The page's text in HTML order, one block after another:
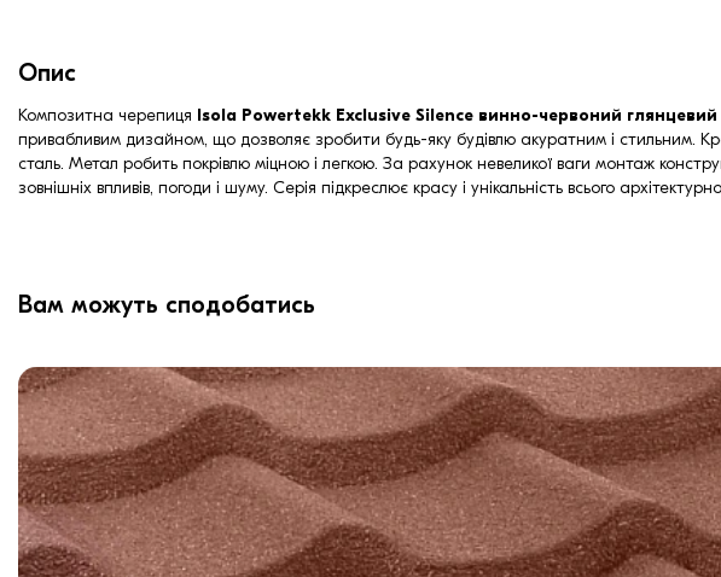
Опис
Композитна черепиця Isola Powertekk Exclusive Silence винно-червоний глянцевий
привабливим дизайном, що дозволяє зробити будь-яку будівлю акуратним і стильним.
сталь. Метал робить покрівлю міцною і легкою. За рахунок невеликої ваги монтаж
зовнішніх впливів, погоди і шуму. Серія підкреслює красу і унікальність всього
Вам можуть сподобатись